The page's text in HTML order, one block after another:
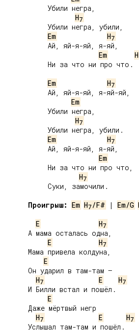
     Убили негра,
H7
     Убили негра, убили,
Em
H7
     Ай, яй-я-яй, я-яй,
Em
H
     Ни за что ни про что.
Em
H7
     Ай, яй-я-яй, я-яй-яй,
Em
     Убили негра,
H7
     Убили негра, убили.
Em
H7
     Ай, яй-я-яй, я-яй,
Em
     Ни за что ни про что,
H7
     Суки, замочили.
Проигрыш: Em H7/F# | Em/G
E
H7
А мама осталась одна,
E
H7
Мама привела колдуна,
E
Он ударил в там-там –
H7 E H7
И Билли встал и пошёл.
E
Даже мёртвый негр
H7 E H7
Услышал там-там и пошёл.